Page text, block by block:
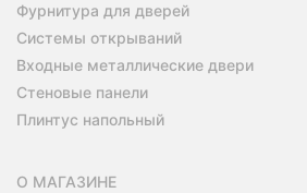
Фурнитура для дверей
Системы открываний
Входные металлические двери
Стеновые панели
Плинтус напольный
О МАГАЗИНЕ